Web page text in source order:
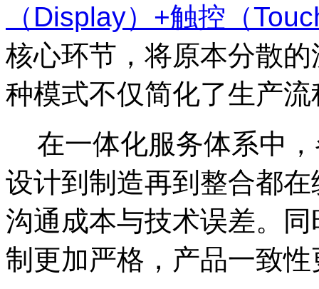
（Display）+触控（
核心环节，将原本分散
种模式不仅简化了生产
在一体化服务体系中，
设计到制造再到整合都
沟通成本与技术误差。
制更加严格，产品一致性